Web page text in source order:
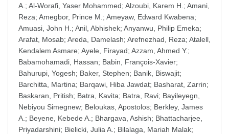
A. ; Al-Worafi, Yaser Mohammed; Alzoubi, Karem H. ; Amani,
Reza; Amegbor, Prince M. ; Ameyaw, Edward Kwabena;
Amuasi, John H. ; Anil, Abhishek; Anyanwu, Philip Emeka;
Arafat, Mosab; Areda, Damelash; Arefnezhad, Reza; Atalell,
Kendalem Asmare; Ayele, Firayad; Azzam, Ahmed Y.;
Babamohamadi, Hassan; Babin, François-Xavier;
Bahurupi, Yogesh; Baker, Stephen; Banik, Biswajit;
Barchitta, Martina; Barqawi, Hiba Jawdat; Basharat, Zarrin;
Baskaran, Pritish; Batra, Kavita; Batra, Ravi; Bayileyegn,
Nebiyou Simegnew; Beloukas, Apostolos; Berkley, James
A. ; Beyene, Kebede A. ; Bhargava, Ashish; Bhattacharjee,
Priyadarshini; Bielicki, Julia A. ; Bilalaga, Mariah Malak;